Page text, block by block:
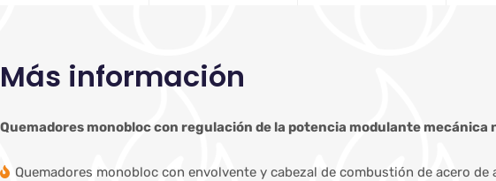
Más información
Quemadores monobloc con regulación de la potencia modulante mecánica
Quemadores monobloc con envolvente y cabezal de combustión de acero de